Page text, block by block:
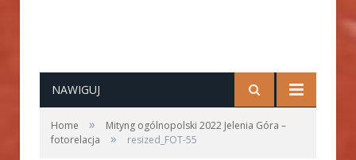
NAWIGUJ
Home »
Mityng ogólnopolski 2022 Jelenia Góra –
fotorelacja
» resized_FOT-55